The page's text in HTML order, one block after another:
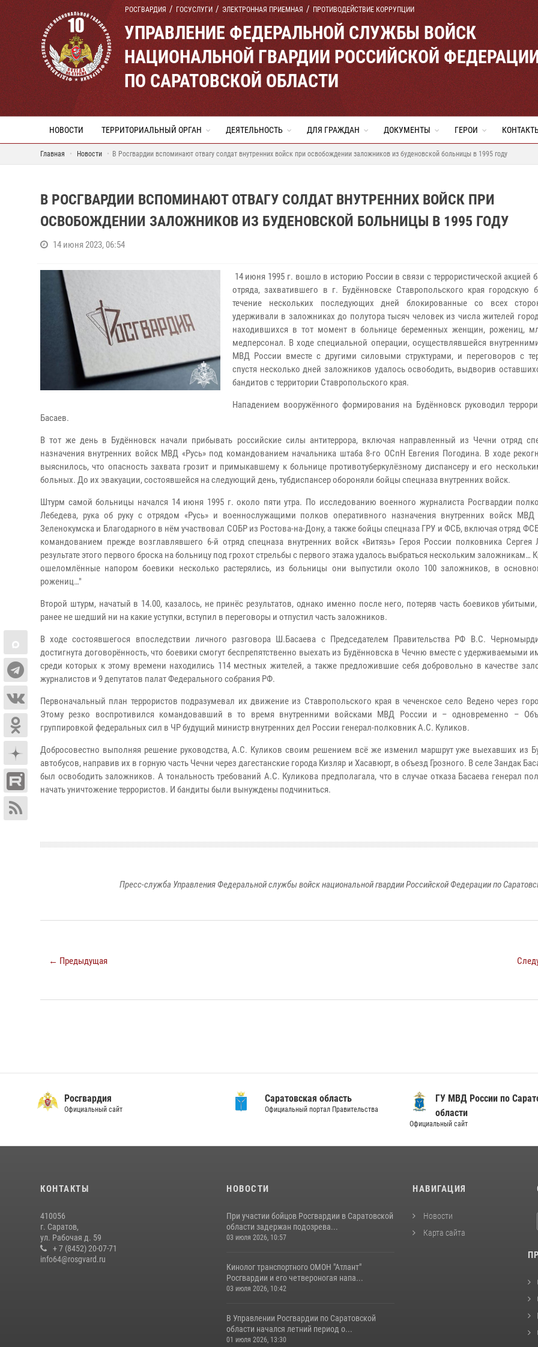
РОСГВАРДИЯ ГОСУСЛУГИ ЭЛЕКТРОННАЯ ПРИЕМНАЯ ПРОТИВОДЕЙСТВИЕ КОРРУПЦИИ
УПРАВЛЕНИЕ ФЕДЕРАЛЬНОЙ СЛУЖБЫ ВОЙСК
НАЦИОНАЛЬНОЙ ГВАРДИИ РОССИЙСКОЙ
ПО САРАТОВСКОЙ ОБЛАСТИ
НОВОСТИ ТЕРРИТОРИАЛЬНЫЙ ОРГАН ДЕЯТЕЛЬНОСТЬ ДЛЯ ГРАЖДАН ДОКУМЕНТЫ ГЕРОИ
Главная Новости В Росгвардии вспоминают отвагу солдат внутренних войск при освобождении заложников из буденовской больницы в 1995 году
В РОСГВАРДИИ ВСПОМИНАЮТ ОТВАГУ СОЛДАТ ВНУТРЕННИХ ВОЙСК ПРИ
ОСВОБОЖДЕНИИ ЗАЛОЖНИКОВ ИЗ БУДЕНОВСКОЙ БОЛЬНИЦЫ В 1995 ГОДУ
14 июня 2023, 06:54
14 июня 1995 г. вошло в историю России в связи с террористической акцией
отряда, захватившего в г. Будённовске Ставропольского края городскую
течение нескольких последующих дней блокированные со всех
удерживали в заложниках до полутора тысяч человек из числа жителей
находившихся в тот момент в больнице беременных женщин, рожениц,
медперсонал. В ходе специальной операции, осуществлявшейся
МВД России вместе с другими силовыми структурами, и переговоров с
спустя несколько дней заложников удалось освободить, выдворив
бандитов с территории Ставропольского края.
Нападением вооружённого формирования на Будённовск руководил
Басаев.
В тот же день в Будённовск начали прибывать российские силы антитеррора, включая направленный из Чечни отряд
назначения внутренних войск МВД «Русь» под командованием начальника штаба 8-го ОСпН Евгения Погодина. В ходе
выяснилось, что опасность захвата грозит и примыкавшему к больнице противотуберкулёзному диспансеру и его
больных. До их эвакуации, состоявшейся на следующий день, тубдиспансер обороняли бойцы спецназа внутренних войск.
Штурм самой больницы начался 14 июня 1995 г. около пяти утра. По исследованию военного журналиста Росгвардии
Лебедева, рука об руку с отрядом «Русь» и военнослужащими полков оперативного назначения внутренних войск
Зеленокумска и Благодарного в нём участвовал СОБР из Ростова-на-Дону, а также бойцы спецназа ГРУ и ФСБ, включая отряд
командованием прежде возглавлявшего 6-й отряд спецназа внутренних войск «Витязь» Героя России полковника
результате этого первого броска на больницу под грохот стрельбы с первого этажа удалось выбраться нескольким заложникам…
ошеломлённые напором боевики несколько растерялись, из больницы они выпустили около 100 заложников, в
рожениц…"
Второй штурм, начатый в 14.00, казалось, не принёс результатов, однако именно после него, потеряв часть боевиков
ранее не шедший ни на какие уступки, вступил в переговоры и отпустил часть заложников.
В ходе состоявшегося впоследствии личного разговора Ш.Басаева с Председателем Правительства РФ В.С.
достигнута договорённость, что боевики смогут беспрепятственно выехать из Будённовска в Чечню вместе с удерживаемыми
среди которых к этому времени находились 114 местных жителей, а также предложившие себя добровольно в качестве
журналистов и 9 депутатов палат Федерального собрания РФ.
Первоначальный план террористов подразумевал их движение из Ставропольского края в чеченское село Ведено через
Этому резко воспротивился командовавший в то время внутренними войсками МВД России и – одновременно –
группировкой федеральных сил в ЧР будущий министр внутренних дел России генерал-полковник А.С. Куликов.
Добросовестно выполняя решение руководства, А.С. Куликов своим решением всё же изменил маршрут уже выехавших из
автобусов, направив их в горную часть Чечни через дагестанские города Кизляр и Хасавюрт, в объезд Грозного. В селе Зандак
был освободить заложников. А тональность требований А.С. Куликова предполагала, что в случае отказа Басаева генерал
начать уничтожение террористов. И бандиты были вынуждены подчиниться.
Пресс-служба Управления Федеральной службы войск национальной гвардии Российской Федерации по
← Предыдущая
Росгвардия
Официальный сайт
Саратовская область
Официальный портал Правительства
ГУ МВД России по
области
Официальный сайт
КОНТАКТЫ
410056
г. Саратов,
ул. Рабочая д. 59
+ 7 (8452) 20-07-71
info64@rosgvard.ru
НОВОСТИ
При участии бойцов Росгвардии в Саратовской
области задержан подозрева...
03 июля 2026, 10:57
Кинолог транспортного ОМОН "Атлант"
Росгвардии и его четвероногая напа...
03 июля 2026, 10:42
В Управлении Росгвардии по Саратовской
области начался летний период о...
01 июля 2026, 13:30
НАВИГАЦИЯ
Новости
Карта сайта